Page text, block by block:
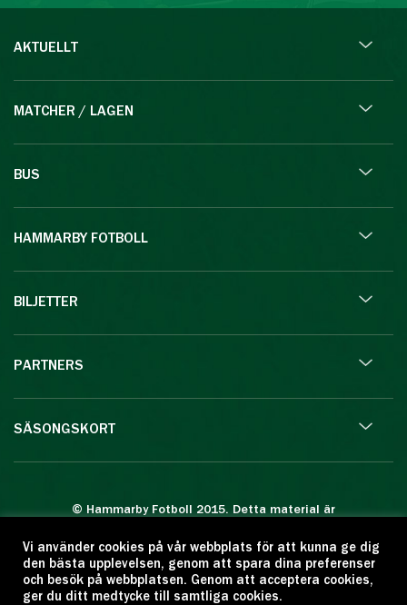
AKTUELLT
MATCHER / LAGEN
BUS
HAMMARBY FOTBOLL
BILJETTER
PARTNERS
SÄSONGSKORT
© Hammarby Fotboll 2015. Detta material är
Eftertryck eller annan kopiering är förbjuden.
Citera oss gärna men ange källan:
www.hammarbyfotboll.se. Ansvarig utgivare:
Vi använder cookies på vår webbplats för att kunna ge dig
den bästa upplevelsen, genom att spara dina preferenser
och besök på webbplatsen. Genom att acceptera cookies,
ger du ditt medtycke till samtliga cookies.